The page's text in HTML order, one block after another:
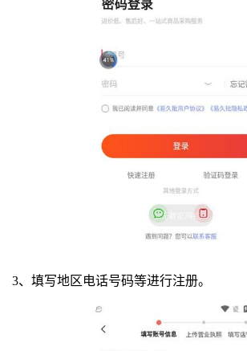
3、填写地区电话号码等进行注册。